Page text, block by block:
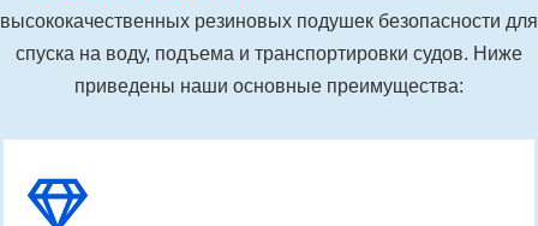
высококачественных резиновых подушек безопасности для
спуска на воду, подъема и транспортировки судов. Ниже
приведены наши основные преимущества: